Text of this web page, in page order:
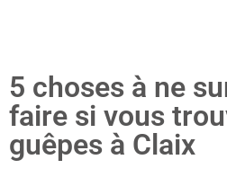
5 choses à ne
faire si vous
guêpes à Claix